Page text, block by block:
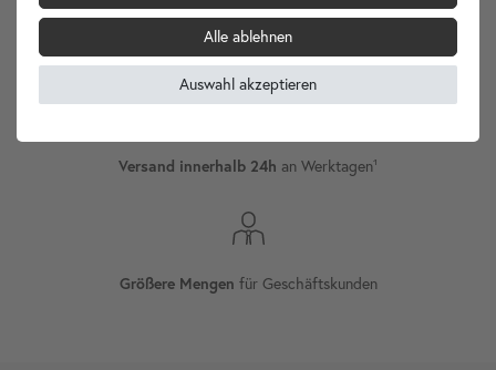
InternationalerVersand
Versand innerhalb 24h an Werktagen¹
Größere Mengen für Geschäftskunden
Alle ablehnen
Auswahl akzeptieren